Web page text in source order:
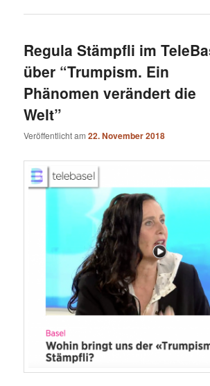
Regula Stämpfli im
über “Trumpism. Ein
Phänomen verändert die
Welt”
Veröffentlicht am22. November 2018